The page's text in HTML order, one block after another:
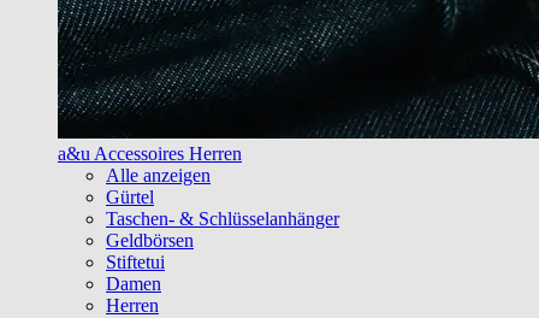
a&u Accessoires Herren
Alle anzeigen
Gürtel
Taschen- & Schlüsselanhänger
Geldbörsen
Stiftetui
Damen
Herren